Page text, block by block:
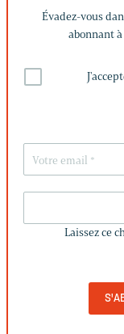
Évadez-vous
abonnant
Laissez ce